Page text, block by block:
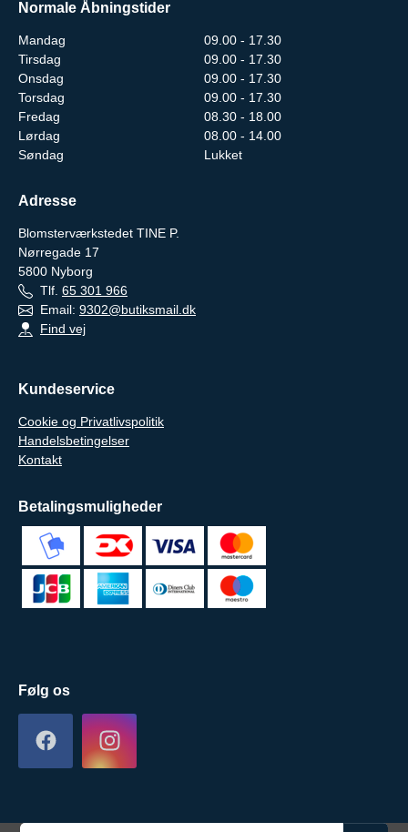
Normale Åbningstider
Mandag
09.00 - 17.30
Tirsdag
09.00 - 17.30
Onsdag
09.00 - 17.30
Torsdag
09.00 - 17.30
Fredag
08.30 - 18.00
Lørdag
08.00 - 14.00
Søndag
Lukket
Adresse
Blomsterværkstedet TINE P.
Nørregade 17
5800 Nyborg
Tlf. 65 301 966
Email: 9302@butiksmail.dk
Find vej
Kundeservice
Cookie og Privatlivspolitik
Handelsbetingelser
Kontakt
Betalingsmuligheder
Følg os